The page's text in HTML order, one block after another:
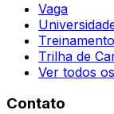
Vaga
Trilha de
Ver todos
Contato